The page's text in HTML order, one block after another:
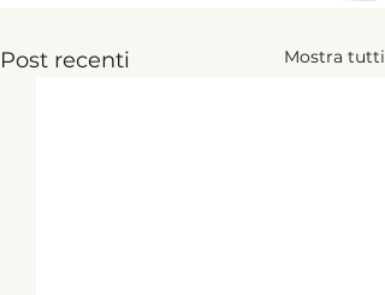
Post recenti Mostra tutti